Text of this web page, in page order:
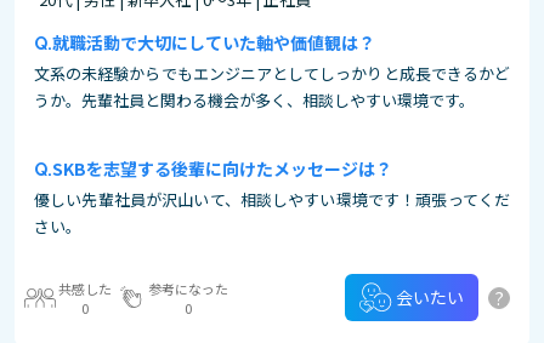
就職活動で大切にしていた軸や価値観は？
文系の未経験からでもエンジニアとしてしっかりと成長できるかど
うか。先輩社員と関わる機会が多く、相談しやすい環境です。
SKBを志望する後輩に向けたメッセージは？
優しい先輩社員が沢山いて、相談しやすい環境です！頑張ってくだ
さい。
共感した
0
参考になった
0
会いたい ?